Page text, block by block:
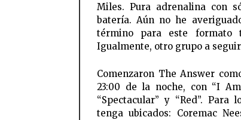
Miles. Pura adrenalina con
batería. Aún no he
término para este formato
Igualmente, otro grupo a
Comenzaron The Answer
23:00 de la noche, con “I
“Spectacular” y “Red”. Para
tenga ubicados: Coremac